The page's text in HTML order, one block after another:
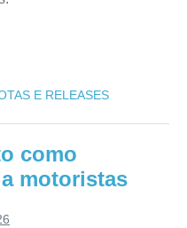
E RELEASES
como
motoristas